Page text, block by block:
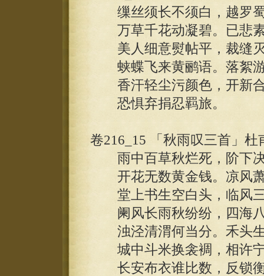
缫丝须长不须白，越罗蜀
万草千花动凝碧。已悲素
美人细意熨帖平，裁缝灭
蛱蝶飞来黄鹂语。落絮游
香汗轻尘污颜色，开新合
恐惧弃捐忍羁旅。
卷216_15 「秋雨叹三首」杜
雨中百草秋烂死，阶下决
开花无数黄金钱。凉风萧
堂上书生空白头，临风
阑风长雨秋纷纷，四海八
浊泾清渭何当分。禾头生
城中斗米换衾裯，相许
长安布衣谁比数，反锁衡